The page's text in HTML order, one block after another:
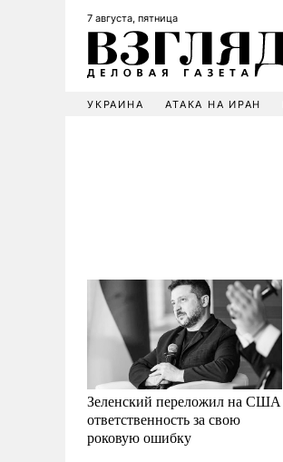
7 августа, пятница
УКРАИНА АТАКА НА ИРАН
Зеленский переложил на США
ответственность за свою
роковую ошибку